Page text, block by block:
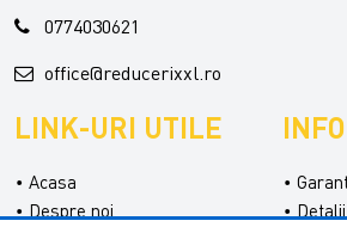
0774030621
office@reducerixxl.ro
LINK-URI UTILE
Acasa
Despre noi